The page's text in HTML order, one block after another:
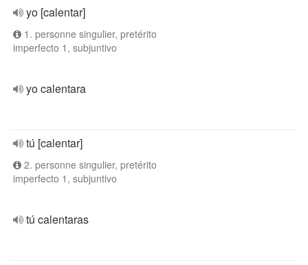
yo [calentar]
1. personne singulier, pretérito
imperfecto 1, subjuntivo
yo calentara
tú [calentar]
2. personne singulier, pretérito
imperfecto 1, subjuntivo
tú calentaras